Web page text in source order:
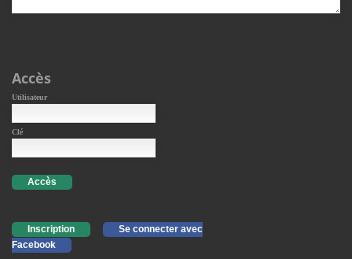
Accès
Utilisateur
Clé
Accès
Inscription
Se connecter avec
Facebook